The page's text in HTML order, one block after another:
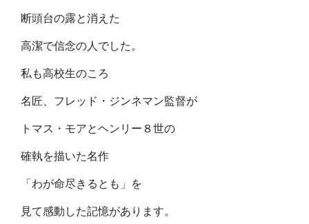
断頭台の露と消えた
高潔で信念の人でした。
私も高校生のころ
名匠、フレッド・ジンネマン監督が
トマス・モアとヘンリー８世の
確執を描いた名作
「わが命尽きるとも」を
見て感動した記憶があります。